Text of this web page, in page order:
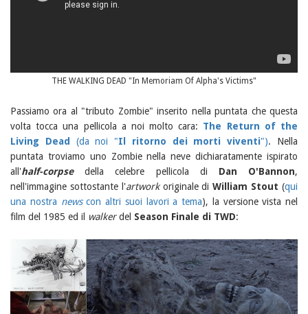
THE WALKING DEAD "In Memoriam Of Alpha's Victims"
Passiamo ora al "tributo Zombie" inserito nella puntata che questa
volta tocca una pellicola a noi molto cara: The Return of the
Living Dead
(da noi "Il ritorno dei morti viventi"). Nella
puntata troviamo uno Zombie nella neve dichiaratamente ispirato
all'half-corpsedella celebre pellicola di Dan O'Bannon,
nell'immagine sottostante l'artworkoriginale diWilliam Stout (qui
una nostra newscon altri suoi lavori a tema), la versione vista nel
film del 1985 ed il
walkerdel Season Finale di TWD: